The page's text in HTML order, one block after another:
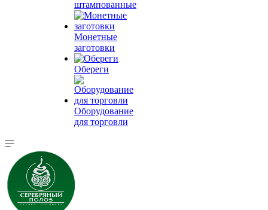
штампованные
Монетные
заготовки
Обереги
Оборудование
для торговли